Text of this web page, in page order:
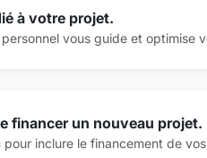
à votre projet.
vous guide et optimise
financer un nouveau projet.
inclure le financement de